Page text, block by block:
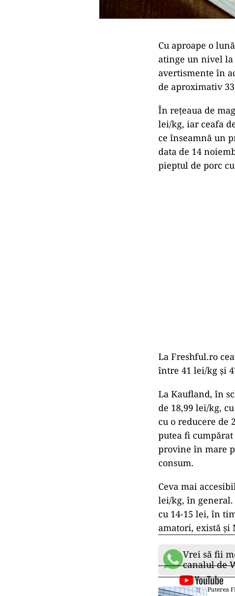
Cu aproape o
atinge un nivel la
avertismente în
de aproximativ
În rețeaua de
lei/kg, iar ceafa
ce înseamnă un
data de 14
pieptul de porc
La Freshful.ro
între 41 lei/kg și
La Kaufland, în
de 18,99 lei/kg,
cu o reducere de
putea fi
provine în mare
consum.
Ceva mai
lei/kg, în
cu 14-15 lei, în
amatori, există și
Vrei să fii
canalul de
Puterea